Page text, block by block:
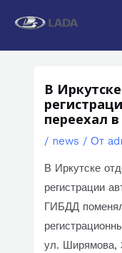
В
переехал
/ news / От
В Иркутске
регистрации
ГИБДД
ул. Ширямова,